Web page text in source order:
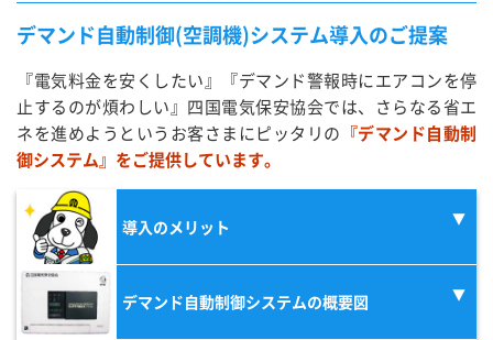
デマンド自動制御(空調機)システム導入のご提案
『電気料金を安くしたい』『デマンド警報時にエアコンを停
止するのが煩わしい』四国電気保安協会では、さらなる省エ
ネを進めようというお客さまにピッタリの 『デマンド自動制
御システム』をご提供しています。
導入のメリット
デマンド自動制御システムの概要図